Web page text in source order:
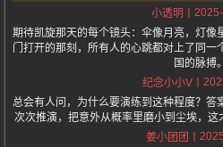
小透明
期待凯旋那天的每个镜头：伞像月亮，灯像
门打开的那刻，所有人的心跳都对上了同一
国的脉搏。
纪念小小V
总会有人问，为什么要演练到这种程度？答
次次推演，把意外从概率里磨小到尘埃，这
姜小团团